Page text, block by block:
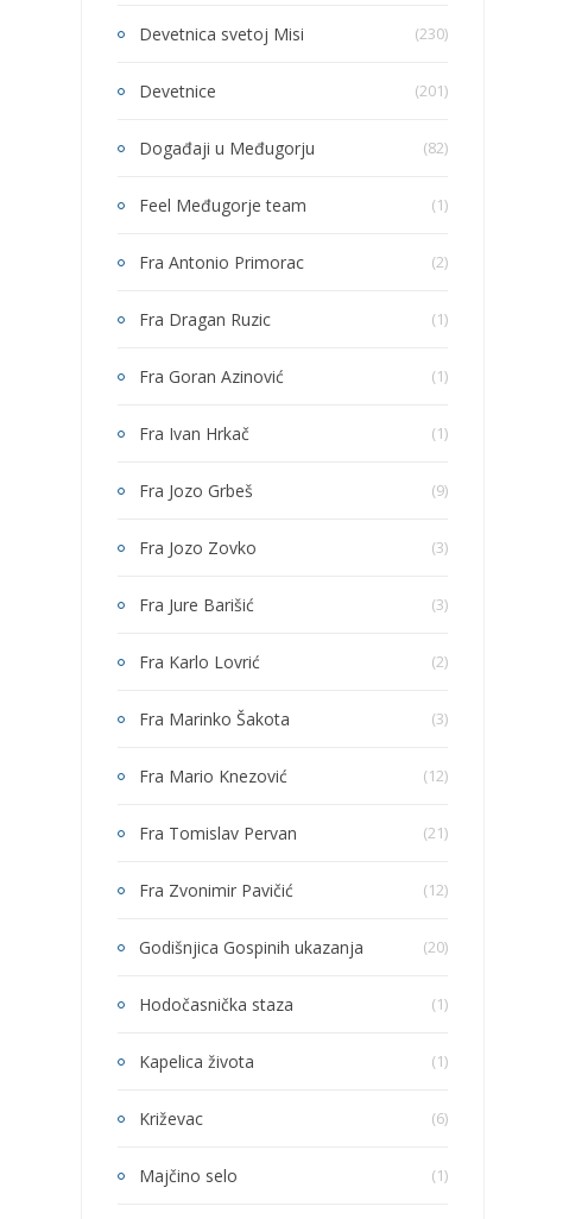
Devetnica svetoj Misi (230)
Devetnice (201)
Događaji u Međugorju (82)
Feel Međugorje team (1)
Fra Antonio Primorac (2)
Fra Dragan Ruzic (1)
Fra Goran Azinović (1)
Fra Ivan Hrkač (1)
Fra Jozo Grbeš (9)
Fra Jozo Zovko (3)
Fra Jure Barišić (3)
Fra Karlo Lovrić (2)
Fra Marinko Šakota (3)
Fra Mario Knezović (12)
Fra Tomislav Pervan (21)
Fra Zvonimir Pavičić (12)
Godišnjica Gospinih ukazanja (20)
Hodočasnička staza (1)
Kapelica života (1)
Križevac (6)
Majčino selo (1)